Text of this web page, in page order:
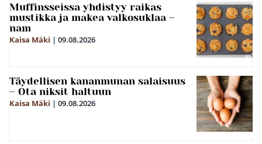
Muffinsseissa yhdistyy raikas
mustikka ja makea valkosuklaa –
nam
Kaisa Mäki | 09.08.2026
Täydellisen kananmunan salaisuus
– Ota niksit haltuun
Kaisa Mäki | 09.08.2026